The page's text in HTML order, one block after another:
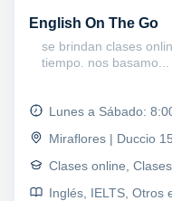
English On The Go
se brindan clases
tiempo. nos basamo...
Lunes a Sábado:
Miraflores | Duccio
Clases online,
Inglés, IELTS, Otros